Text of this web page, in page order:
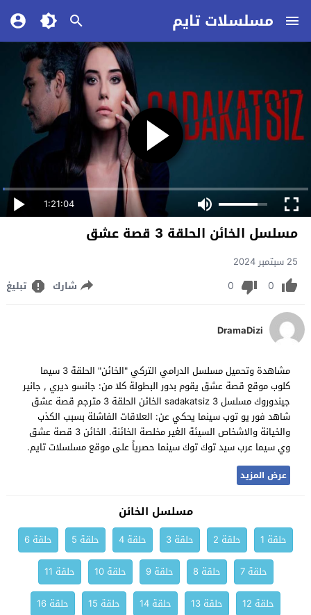
مسلسلات تايم
1:21:04
مسلسل الخائن الحلقة 3 قصة عشق
25 سبتمبر 2024
0
0 شارك تبليغ
DramaDizi
مشاهدة وتحميل مسلسل الدرامي التركي "الخائن" الحلقة 3 سيما
كلوب موقع قصة عشق يقوم بدور البطولة كلا من: جانسو ديري , جانير
جيندوروك مسلسل sadakatsiz 3 الخائن الحلقة 3 مترجم قصة عشق
شاهد فور يو توب سينما يحكي عن: العلاقات الفاشلة بسبب الكذب
والخيانة والاشخاص السيئة الغير مخلصة الخائنة. الخائن 3 قصة عشق
وي سيما عرب سيد توك توك سينما حصرياً على موقع مسلسلات تايم.
عرض المزيد
مسلسل الخائن
حلقة 1 حلقة 2 حلقة 3 حلقة 4 حلقة 5
حلقة 6
حلقة 7
حلقة 8 حلقة 9 حلقة 10
حلقة 11
حلقة 12
حلقة 13 حلقة 14 حلقة 15
حلقة 16